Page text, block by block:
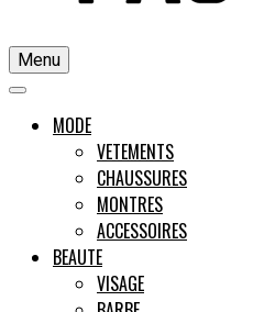
Un guide pour l'homme moderne
Menu
MODE
VETEMENTS
CHAUSSURES
MONTRES
ACCESSOIRES
BEAUTE
VISAGE